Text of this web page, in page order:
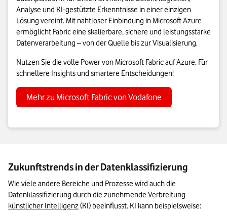
Analyse und KI-gestützte Erkenntnisse in einer einzigen
Lösung vereint. Mit nahtloser Einbindung in Microsoft Azure
ermöglicht Fabric eine skalierbare, sichere und leistungsstarke
Datenverarbeitung – von der Quelle bis zur Visualisierung.
Nutzen Sie die volle Power von Microsoft Fabric auf Azure. Für
schnellere Insights und smartere Entscheidungen!
Mehr zu Microsoft Fabric von Vodafone
Zukunftstrends in der Datenklassifizierung
Wie viele andere Bereiche und Prozesse wird auch die
künstlicher Intelligenz (KI) beeinflusst. KI kann beispielsweise: